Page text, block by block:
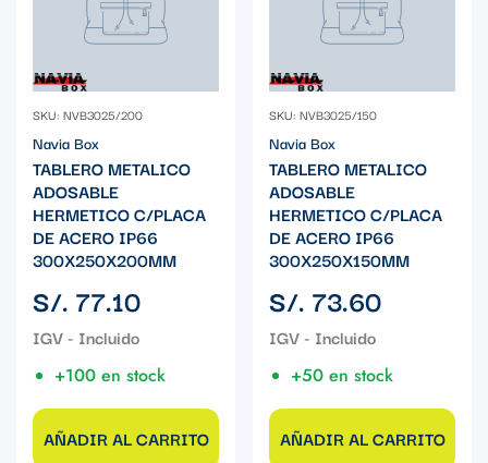
SKU: NVB3025/200
Navia Box
TABLERO METALICO
ADOSABLE
HERMETICO C/PLACA
DE ACERO IP66
300X250X200MM
Precio
regular
S/. 77.10
+100 en stock
AÑADIR AL CARRITO
SKU: NVB3025/150
Navia Box
TABLERO METALICO
ADOSABLE
HERMETICO C/PLACA
DE ACERO IP66
300X250X150MM
Precio
regular
S/. 73.60
+50 en stock
AÑADIR AL CARRITO